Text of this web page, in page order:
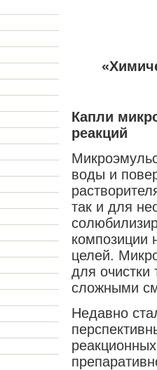
«
Капли
реакций
воды и
так и для
композиции
целей.
для очистки
сложными
Недавно